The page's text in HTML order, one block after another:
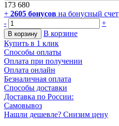
173 680
+ 2605 бонусов на бонусный счет
-
+
В корзину
В корзине
Купить в 1 клик
Способы оплаты
Оплата при получении
Оплата онлайн
Безналичная оплата
Способы доставки
Доставка по России:
Самовывоз
Нашли дешевле? Снизим цену